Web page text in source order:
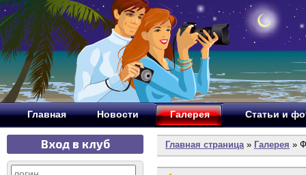
Главная Новости Галерея Статьи и
Вход в клуб Главная страница» Галерея »